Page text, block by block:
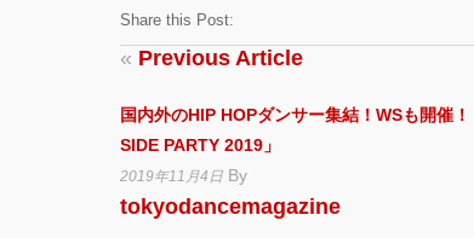
Share this Post:
« Previous Article
国内外のHIP HOPダンサー集結！WSも開催
SIDE PARTY 2019」
2019年11月4日 By
tokyodancemagazine